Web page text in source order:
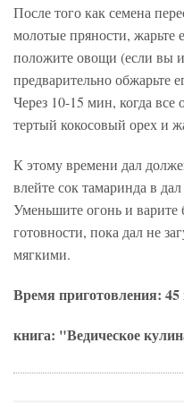
После того как семена
молотые пряности, жарьте
положите овощи (если вы
предварительно обжарьте
Через 10-15 мин, когда все
тертый кокосовый орех и
К этому времени дал
влейте сок тамаринда в
Уменьшите огонь и
готовности, пока дал не
мягкими.
Время приготовления:
книга: "Ведическое